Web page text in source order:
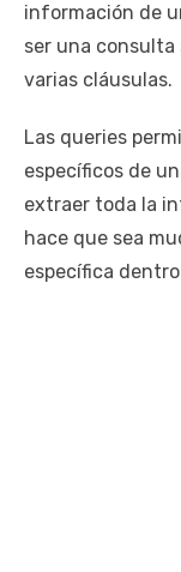
información de
ser una consulta
varias cláusulas.
Las queries
específicos de
extraer toda la
hace que sea
específica